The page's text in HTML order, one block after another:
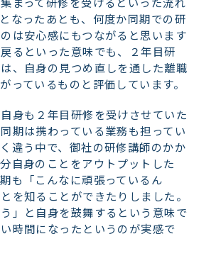
なったあとも、何度か同期での研
は安心感にもつながると思います
るといった意味でも、２年目研
、自身の見つめ直しを通した離職
っているものと評価しています。
身も２年目研修を受けさせていた
期は携わっている業務も担ってい
違う中で、御社の研修講師のかか
自身のことをアウトプットした
も「こんなに頑張っているん
を知ることができたりしました。
う」と自身を鼓舞するという意味で
時間になったというのが実感で